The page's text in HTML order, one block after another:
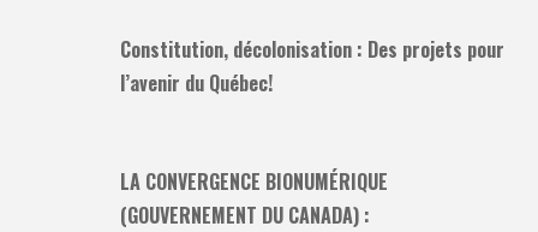
Constitution, décolonisation : Des projets pour
l’avenir du Québec!
LA CONVERGENCE BIONUMÉRIQUE
(GOUVERNEMENT DU CANADA) :